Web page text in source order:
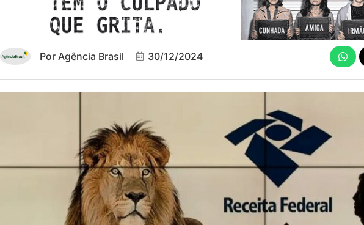
Por Agência Brasil 30/12/2024